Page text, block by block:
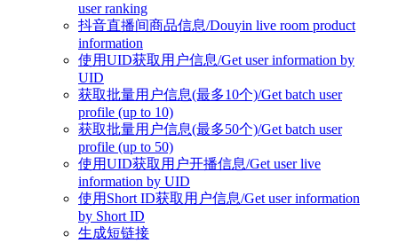
user ranking
抖音直播间商品信息/Douyin live room product
information
使用UID获取用户信息/Get user information by
UID
获取批量用户信息(最多10个)/Get batch user
profile (up to 10)
获取批量用户信息(最多50个)/Get batch user
profile (up to 50)
使用UID获取用户开播信息/Get user live
information by UID
使用Short ID获取用户信息/Get user information
by Short ID
生成短链接